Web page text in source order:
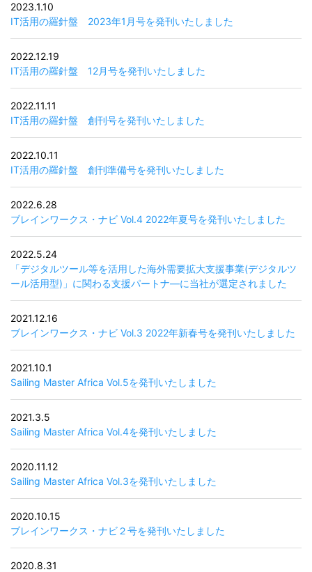
2023.1.10
IT活用の羅針盤 2023年1月号を発刊いたしました
2022.12.19
IT活用の羅針盤 12月号を発刊いたしました
2022.11.11
IT活用の羅針盤 創刊号を発刊いたしました
2022.10.11
IT活用の羅針盤 創刊準備号を発刊いたしました
2022.6.28
ブレインワークス・ナビ Vol.4 2022年夏号を発刊いたしました
2022.5.24
「デジタルツール等を活用した海外需要拡大支援事業(デジタルツ
ール活用型)」に関わる支援パートナ―に当社が選定されました
2021.12.16
ブレインワークス・ナビ Vol.3 2022年新春号を発刊いたしました
2021.10.1
Sailing Master Africa Vol.5を発刊いたしました
2021.3.5
Sailing Master Africa Vol.4を発刊いたしました
2020.11.12
Sailing Master Africa Vol.3を発刊いたしました
2020.10.15
ブレインワークス・ナビ２号を発刊いたしました
2020.8.31